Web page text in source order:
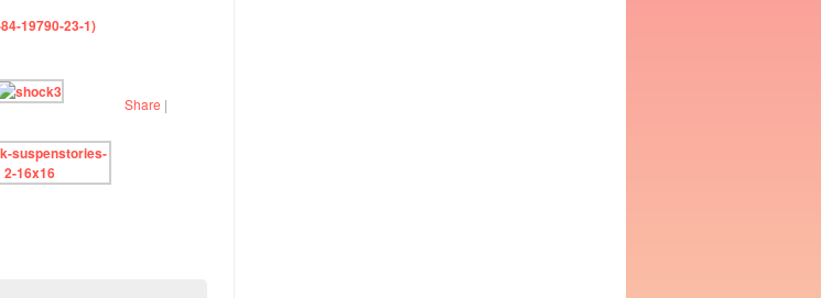
19790-23-1)
Share |